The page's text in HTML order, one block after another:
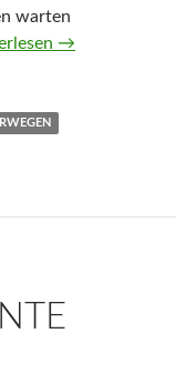
warten
des
→